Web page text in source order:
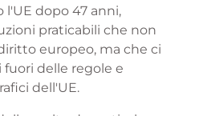
l'UE dopo 47 anni,
praticabili che non
europeo, ma che ci
delle regole e
dell'UE.